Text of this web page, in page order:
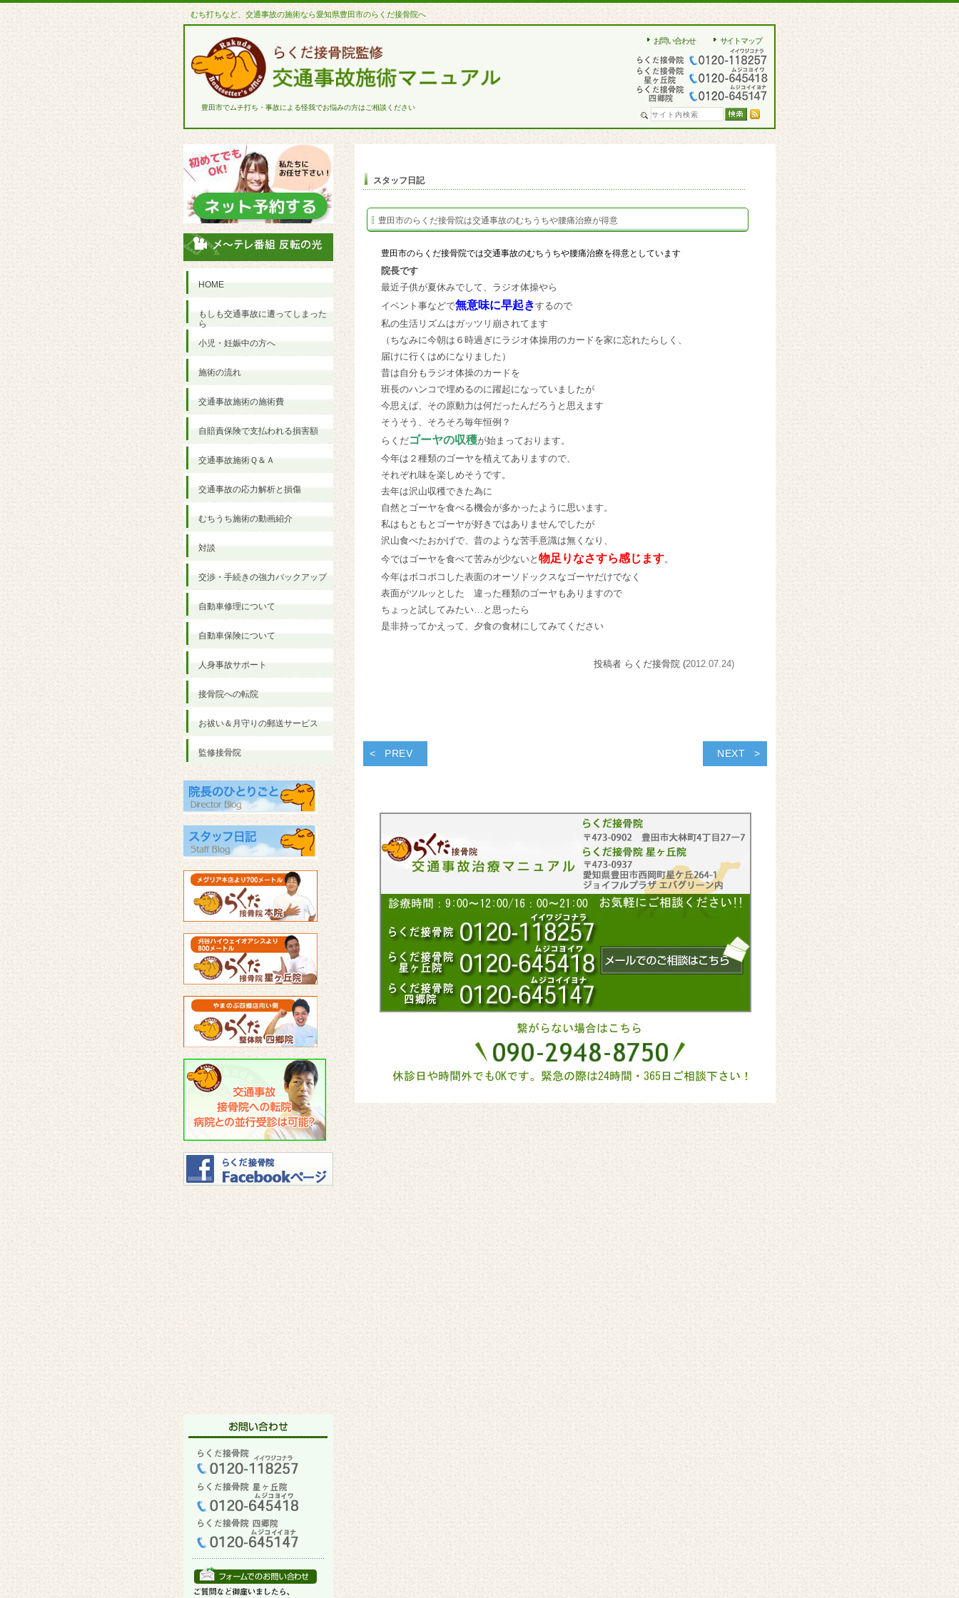
むち打ちなど、交通事故の施術なら愛知県豊田市のらくだ接骨院へ
豊田市でムチ打ち・事故による怪我でお悩みの方はご相談ください
お問い合わせ サイトマップ
スタッフ日記
豊田市のらくだ接骨院は交通事故のむちうちや腰痛治療が得意
豊田市のらくだ接骨院では交通事故のむちうちや腰痛治療を得意としています
院長です
最近子供が夏休みでして、ラジオ体操やら
イベント事などで無意味に早起きするので
私の生活リズムはガッツリ崩されてます
（ちなみに今朝は６時過ぎにラジオ体操用のカードを家に忘れたらしく、
届けに行くはめになりました）
昔は自分もラジオ体操のカードを
班長のハンコで埋めるのに躍起になっていましたが
今思えば、その原動力は何だったんだろうと思えます
そうそう、そろそろ毎年恒例？
らくだゴーヤの収穫が始まっております。
今年は２種類のゴーヤを植えてありますので、
それぞれ味を楽しめそうです。
去年は沢山収穫できた為に
自然とゴーヤを食べる機会が多かったように思います。
私はもともとゴーヤが好きではありませんでしたが
沢山食べたおかげで、昔のような苦手意識は無くなり、
今ではゴーヤを食べて苦みが少ないと 物足りなさすら感じます。
今年はボコボコした表面のオーソドックスなゴーヤだけでなく
表面がツルッとした 違った種類のゴーヤもありますので
ちょっと試してみたい…と思ったら
是非持ってかえって、夕食の食材にしてみてください
投稿者 らくだ接骨院 (2012.07.24)
PREV NEXT
HOME
もしも交通事故に遭ってしまった
ら
小児・妊娠中の方へ
施術の流れ
交通事故施術の施術費
自賠責保険で支払われる損害額
交通事故施術Ｑ＆Ａ
交通事故の応力解析と損傷
むちうち施術の動画紹介
対談
交渉・手続きの強力バックアップ
自動車修理について
自動車保険について
人身事故サポート
接骨院への転院
お祓い＆月守りの郵送サービス
監修接骨院